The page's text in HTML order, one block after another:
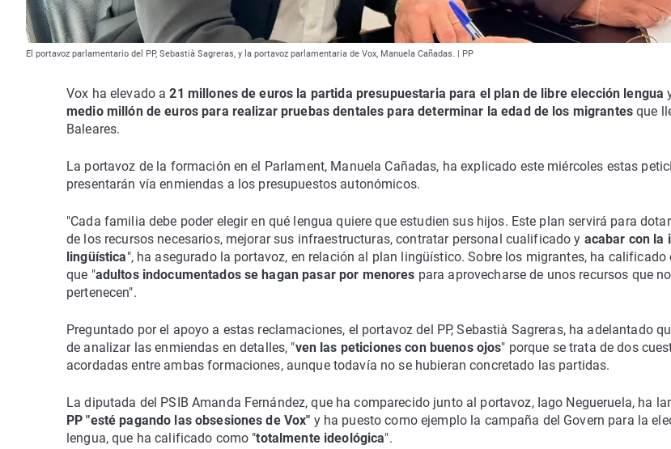
El portavoz parlamentario del PP, Sebastià Sagreras, y la portavoz parlamentaria de Vox, Manuela Cañadas. | PP
Vox ha elevado a21 millones de euros la partida presupuestaria para el plan de libre elección lengua
medio millón de euros para realizar pruebas dentales para determinar la edad de los migrantes que
Baleares.
La portavoz de la formación en el Parlament, Manuela Cañadas, ha explicado este miércoles estas
presentarán vía enmiendas a los presupuestos autonómicos.
"Cada familia debe poder elegir en qué lengua quiere que estudien sus hijos. Este plan servirá para
de los recursos necesarios, mejorar sus infraestructuras, contratar personal cualificado y acabar con la
lingüística", ha asegurado la portavoz, en relación al plan lingüístico. Sobre los migrantes, ha calificado
que "adultos indocumentados se hagan pasar por menores para aprovecharse de unos recursos que
pertenecen".
Preguntado por el apoyo a estas reclamaciones, el portavoz del PP, Sebastià Sagreras, ha adelantado
de analizar las enmiendas en detalles, "ven las peticiones con buenos ojos" porque se trata de dos
acordadas entre ambas formaciones, aunque todavía no se hubieran concretado las partidas.
La diputada del PSIB Amanda Fernández, que ha comparecido junto al portavoz, Iago Negueruela, ha
PP "esté pagando las obsesiones de Vox" y ha puesto como ejemplo la campaña del Govern para la
lengua, que ha calificado como "totalmente ideológica".